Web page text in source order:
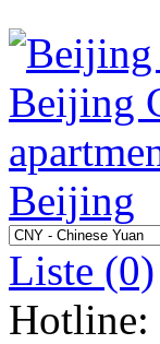
Liste (0)
Hotline: